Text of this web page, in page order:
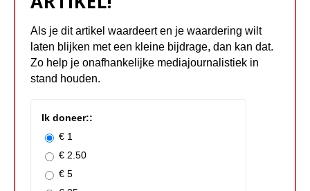
Als je dit artikel waardeert en je waardering wilt
laten blijken met een kleine bijdrage, dan kan dat.
Zo help je onafhankelijke mediajournalistiek in
stand houden.
Ik doneer::
€ 1
€ 2.50
€ 5